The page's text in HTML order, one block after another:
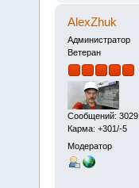
AlexZhuk
Администратор
Ветеран
Сообщений: 3029
Карма: +301/-5
Модератор